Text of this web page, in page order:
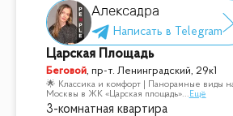
Алексадра
Царская Площадь
Беговой, пр-т. Ленинградский, 29к1
🌟 Классика и комфорт | Панорамные виды
Москвы в ЖК «Царская площадь»... Ещё
3-комнатная квартира